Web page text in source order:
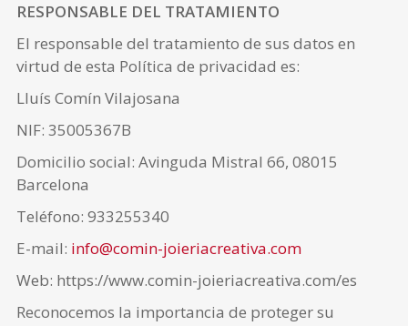
RESPONSABLE DEL TRATAMIENTO
El responsable del tratamiento de sus datos en
virtud de esta Política de privacidad es:
Lluís Comín Vilajosana
NIF: 35005367B
Domicilio social: Avinguda Mistral 66, 08015
Barcelona
Teléfono: 933255340
E-mail: info@comin-joieriacreativa.com
Web: https://www.comin-joieriacreativa.com/es
Reconocemos la importancia de proteger su